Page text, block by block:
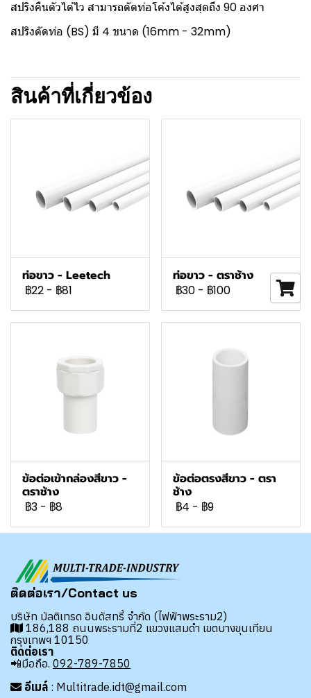
สปริงคืนตัวได้ไว สามารถดัดท่อโค้งได้สูงสุดถึง 90 องศา
สปริงดัดท่อ (BS) มี 4 ขนาด (16mm - 32mm)
สินค้าที่เกี่ยวข้อง
ท่อขาว - Leetech
฿22 - ฿81
ท่อขาว - ตราช้าง
฿30 - ฿100
ข้อต่อเข้ากล่องสีขาว -
ตราช้าง
฿3 - ฿8
ข้อต่อตรงสีขาว - ตรา
ช้าง
฿4 - ฿9
ติดต่อเรา/Contact us
บริษัท มัลติเทรด อินดัสทรี้ จำกัด (ไฟฟ้าพระราม2)
186,188 ถนนพระรามที่2 แขวงแสมดำ เขตบางขุนเทียน
กรุงเทพฯ 10150
ติดต่อเรา
📲มือถือ. 092-789-7850
อีเมล์ : Multitrade.idt@gmail.com